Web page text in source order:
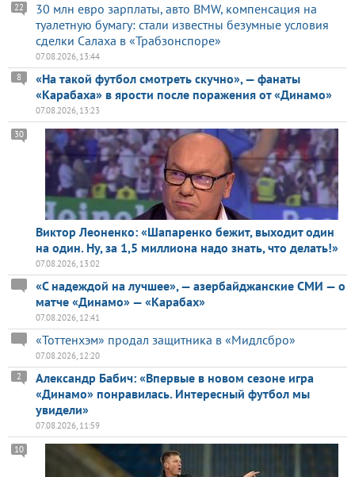
30 млн евро зарплаты, авто BMW, компенсация на
туалетную бумагу: стали известны безумные условия
сделки Салаха в «Трабзонспоре»
22
07.08.2026, 13:44
«На такой футбол смотреть скучно», — фанаты
«Карабаха» в ярости после поражения от «Динамо»
8
07.08.2026, 13:23
Виктор Леоненко: «Шапаренко бежит, выходит один
на один. Ну, за 1,5 миллиона надо знать, что делать!»
30
07.08.2026, 13:02
«С надеждой на лучшее», — азербайджанские СМИ — о
матче «Динамо» — «Карабах»
07.08.2026, 12:41
«Тоттенхэм» продал защитника в «Мидлсбро»
07.08.2026, 12:20
Александр Бабич: «Впервые в новом сезоне игра
«Динамо» понравилась. Интересный футбол мы
увидели»
2
07.08.2026, 11:59
10